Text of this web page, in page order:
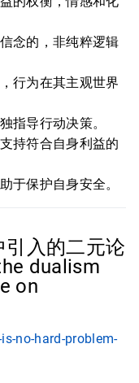
念的，非纯粹逻辑
行为在其主观世界
指导行动决策。
持符合自身利益的
于保护自身安全。
入的二元论
dualism
on
no-hard-problem-